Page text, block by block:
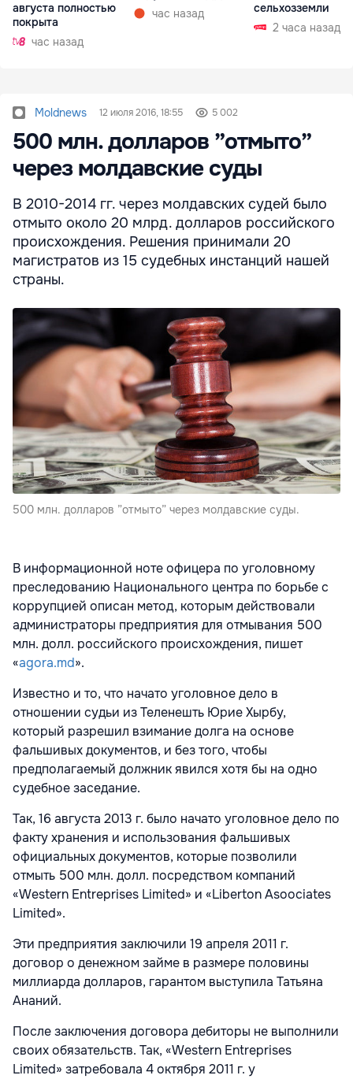
августа полностью
покрыта
час назад
час назад
сельхозземли
2 часа назад
Moldnews 12 июля 2016, 18:55 5 002
500 млн. долларов ”отмыто”
через молдавские суды
В 2010-2014 гг. через молдавских судей было
отмыто около 20 млрд. долларов российского
происхождения. Решения принимали 20
магистратов из 15 судебных инстанций нашей
страны.
500 млн. долларов ”отмыто” через молдавские суды.
В информационной ноте офицера по уголовному
преследованию Национального центра по борьбе с
коррупцией описан метод, которым действовали
администраторы предприятия для отмывания 500
млн. долл. российского происхождения, пишет
«agora.md».
Известно и то, что начато уголовное дело в
отношении судьи из Теленешть Юрие Хырбу,
который разрешил взимание долга на основе
фальшивых документов, и без того, чтобы
предполагаемый должник явился хотя бы на одно
судебное заседание.
Так, 16 августа 2013 г. было начато уголовное дело по
факту хранения и использования фальшивых
официальных документов, которые позволили
отмыть 500 млн. долл. посредством компаний
«Western Entreprises Limited» и «Liberton Asoociates
Limited».
Эти предприятия заключили 19 апреля 2011 г.
договор о денежном займе в размере половины
миллиарда долларов, гарантом выступила Татьяна
Ананий.
После заключения договора дебиторы не выполнили
своих обязательств. Так, «Western Entreprises
Limited» затребовала 4 октября 2011 г. у